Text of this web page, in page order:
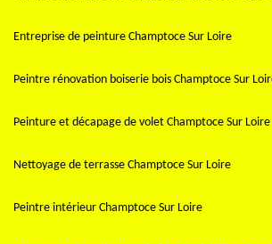
Entreprise de peinture Champtoce Sur Loire
Peintre rénovation boiserie bois Champtoce Sur
Peinture et décapage de volet Champtoce Sur Loire
Nettoyage de terrasse Champtoce Sur Loire
Peintre intérieur Champtoce Sur Loire